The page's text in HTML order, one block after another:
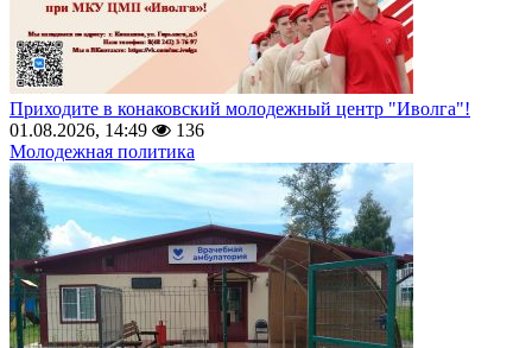
Приходите в конаковский молодежный центр "Иволга"!
01.08.2026, 14:49
136
Молодежная политика